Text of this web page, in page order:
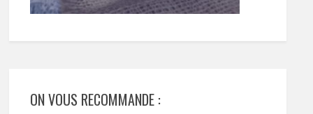
ON VOUS RECOMMANDE :